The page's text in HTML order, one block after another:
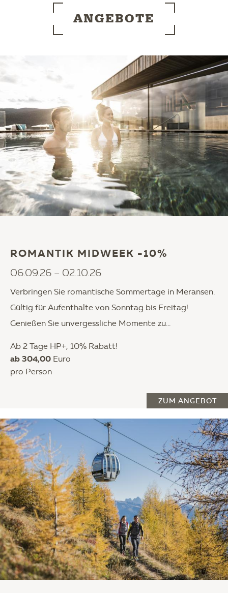
ANGEBOTE
ROMANTIK MIDWEEK -10%
06.09.26 – 02.10.26
Verbringen Sie romantische Sommertage in Meransen.
Gültig für Aufenthalte von Sonntag bis Freitag!
Genießen Sie unvergessliche Momente zu...
Ab 2 Tage HP+, 10% Rabatt!
ab 304,00 Euro
pro Person
ZUM ANGEBOT